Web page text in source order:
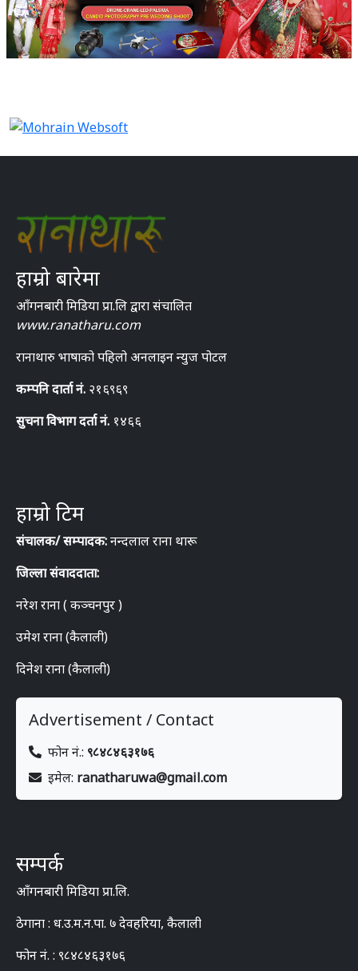
हाम्रो बारेमा
आँगनबारी मिडिया प्रा.लि द्वारा संचालित
www.ranatharu.com
रानाथारु भाषाको पहिलो अनलाइन न्युज पोटल
कम्पनि दार्ता नं. २१६९६९
सुचना विभाग दर्ता नं. १४६६
हाम्रो टिम
संचालक/ सम्पादक:नन्दलाल राना थारू
जिल्ला संवाददाता:
नरेश राना ( कञ्चनपुर )
उमेश राना (कैलाली)
दिनेश राना (कैलाली)
Advertisement / Contact
फोन नं.: ९८४८४६३१७६
इमेल: ranatharuwa@gmail.com
सम्पर्क
आँगनबारी मिडिया प्रा.लि.
ठेगाना : ध.उ.म.न.पा. ७ देवहरिया, कैलाली
फोन नं. : ९८४८४६३१७६